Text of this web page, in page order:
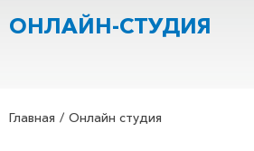
ОНЛАЙН-СТУДИЯ
Главная Онлайн студия